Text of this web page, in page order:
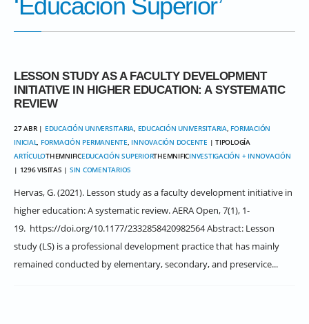
‘Educación Superior’
LESSON STUDY AS A FACULTY DEVELOPMENT
INITIATIVE IN HIGHER EDUCATION: A SYSTEMATIC
REVIEW
27 ABR | EDUCACIÓN UNIVERSITARIA, EDUCACIÓN UNIVERSITARIA, FORMACIÓN
INICIAL, FORMACIÓN PERMANENTE, INNOVACIÓN DOCENTE | TIPOLOGÍA
ARTÍCULOTHEMNIFICEDUCACIÓN SUPERIORTHEMNIFICINVESTIGACIÓN + INNOVACIÓN
| 1296 VISITAS | SIN COMENTARIOS
Hervas, G. (2021). Lesson study as a faculty development initiative in
higher education: A systematic review. AERA Open, 7(1), 1-
19. https://doi.org/10.1177/2332858420982564 Abstract: Lesson
study (LS) is a professional development practice that has mainly
remained conducted by elementary, secondary, and preservice...